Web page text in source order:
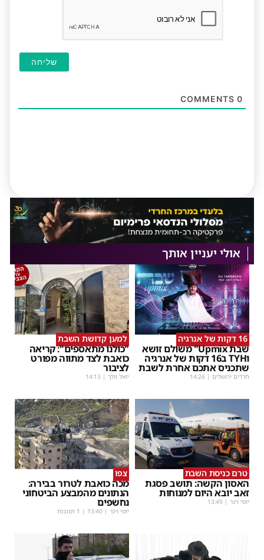
0
אולי יעניין אותך
16 דקות של אנרגיה
שבת Upmix" משולם זושא
וTYH ב16 דקות של אנרגיה
שתכניס אתכם אחרת לשבת
חרדים ירושלים |
14:26
למען קדושת השבת
"כולנו מתאספים": קריאה
כואבת לצד מתווה מפורט
לציבור
יואל וולך |
14:13
טרם כניסת השבת
האסון הקשה: תושב פסגת
זאב יובא היום למנוחות
יוסי וינר |
13:49
צפו
מכה כואבת לטרור בבירה:
הנתונים מהמבצע הביטחוני
נחשפים
יוסי וינר |
13:40 | 1 תגובות